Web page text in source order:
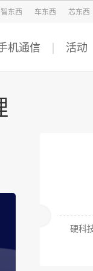
智东西 车东西 芯东西
机通信 活动
硬科